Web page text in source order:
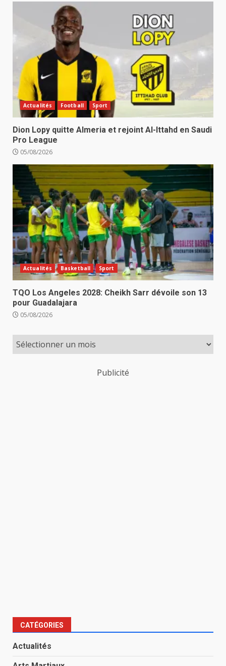
Actualités Football Sport
Dion Lopy quitte Almeria et rejoint Al-Ittahd en Saudi
Pro League
05/08/2026
Actualités Basketball Sport
TQO Los Angeles 2028: Cheikh Sarr dévoile son 13
pour Guadalajara
05/08/2026
Publicité
CATÉGORIES
Actualités